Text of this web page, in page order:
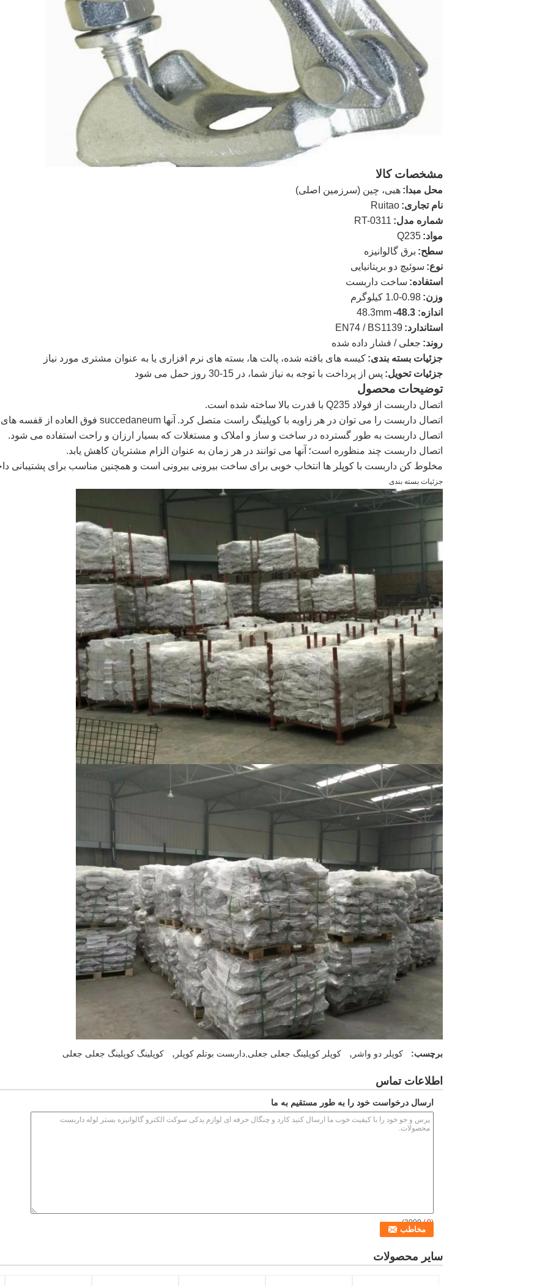
مشخصات کالا
محل مبدا: هبی، چین (سرزمین اصلی)
نام تجاری: Ruitao
شماره مدل: RT-0311
مواد: Q235
سطح: برق گالوانیزه
نوع: سوئیچ دو بریتانیایی
استفاده: ساخت داربست
وزن: 0.98-1.0 کیلوگرم
اندازه: 48.3-
48.3mm
استاندارد: EN74 / BS1139
روند: جعلی / فشار داده شده
جزئیات بسته بندی: کیسه های بافته شده، پالت ها، بسته های نرم افزاری یا به عنوان مشتری مورد نیاز
جزئیات تحویل: پس از پرداخت با توجه به نیاز شما، در 15-30 روز حمل می شود
توضیحات محصول
اتصال داربست از فولاد Q235 با قدرت بالا ساخته شده است.
اتصال داربست را می توان در هر زاویه با کوپلینگ راست متصل کرد. آنها succedaneum فوق العاده از قفسه های استاندارد و غرفه های فولادی است.
اتصال داربست به طور گسترده در ساخت و ساز و املاک و مستغلات که بسیار ارزان و راحت استفاده می شود.
اتصال داربست چند منظوره است؛ آنها می توانند در هر زمان به عنوان الزام مشتریان کاهش یابد.
مخلوط کن داربست با کوپلر ها انتخاب خوبی برای ساخت بیرونی بیرونی است و همچنین مناسب برای پشتیبانی
جزئیات بسته بندی
برچسب: کوپلر دو واشر , کوپلر کوپلینگ جعلی جعلی,داربست بوتلم کوپلر , کوپلینگ کوپلینگ جعلی جعلی
اطلاعات تماس
ارسال درخواست خود را به طور مستقیم به ما
(
0
/ 3000)
سایر محصولات